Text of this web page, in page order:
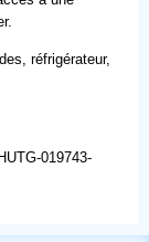
réfrigérateur,
019743-